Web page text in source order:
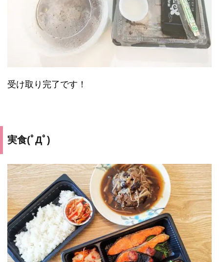
受け取り完了です！
実食(ﾟДﾟ)